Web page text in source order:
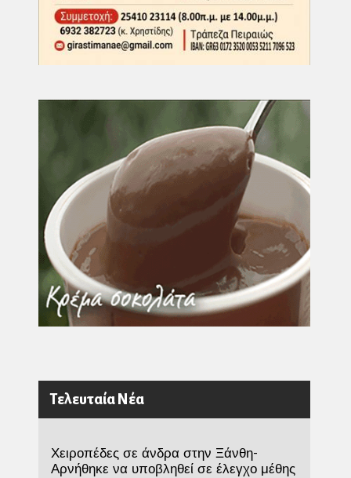
Τελευταία Νέα
Χειροπέδες σε άνδρα στην Ξάνθη-
Αρνήθηκε να υποβληθεί σε έλεγχο μέθης